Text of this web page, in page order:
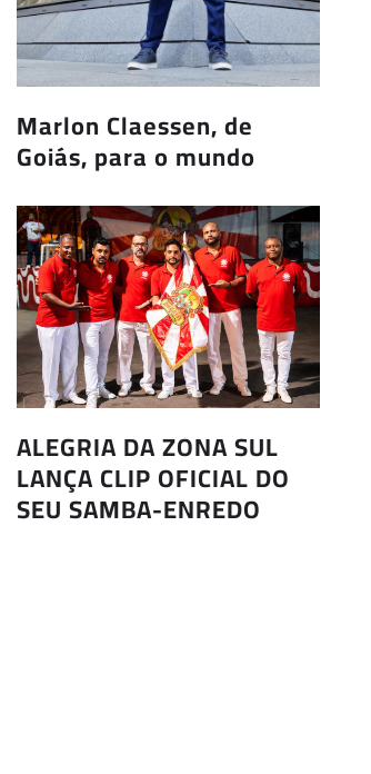
Marlon Claessen, de
Goiás, para o mundo
ALEGRIA DA ZONA SUL
LANÇA CLIP OFICIAL DO
SEU SAMBA-ENREDO